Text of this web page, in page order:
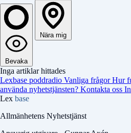
Bevaka
Nära mig
Inga artiklar hittades
Lexbase poddradio Vanliga frågorHur
använda nyhetstjänsten? Kontakta oss
Lex base
Allmänhetens Nyhetstjänst